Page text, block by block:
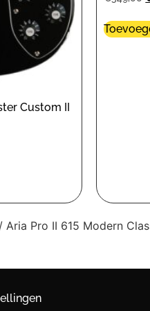
Custom II
/ Aria Pro II 615 Modern